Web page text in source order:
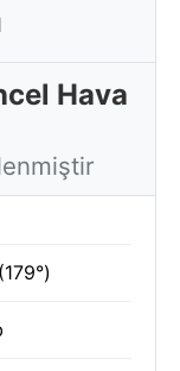
Hava